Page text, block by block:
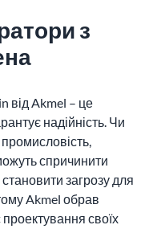
з
від Akmel – це
надійність. Чи
спричинити
загрозу для
Akmel обрав
проектування своїх